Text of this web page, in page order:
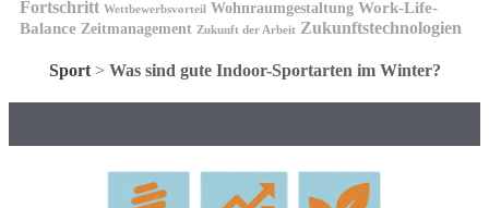
Fortschritt Wettbewerbsvorteil Wohnraumgestaltung Work-Life-
Balance Zeitmanagement Zukunft der Arbeit Zukunftstechnologien
Sport> Was sind gute Indoor-Sportarten im Winter?